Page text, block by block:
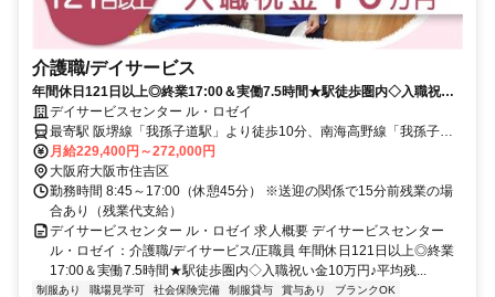
介護職/デイサービス
年間休日121日以上◎終業17:00＆実働7.5時間★駅徒歩圏内◇入職祝い
金10万円♪平均残業6.1時間/月☆採用強化中【大阪市住吉区、我孫子道
駅/我孫子前駅、デイサービス、介護職、正職員】
デイサービスセンター ル・ロゼイ
最寄駅 阪堺線「我孫子道駅」より徒歩10分、南海高野線「我孫子前
駅」より徒歩15分
月給229,400円～272,000円
大阪府大阪市住吉区
勤務時間 8:45～17:00（休憩45分） ※送迎の関係で15分前残業の場
合あり（残業代支給）
デイサービスセンター ル・ロゼイ 求人概要 デイサービスセンター
ル・ロゼイ：介護職/デイサービス/正職員 年間休日121日以上◎終業
17:00＆実働7.5時間★駅徒歩圏内◇入職祝い金10万円♪平均残...
制服あり 職場見学可 社会保険完備 制服貸与 賞与あり
ブランクOK